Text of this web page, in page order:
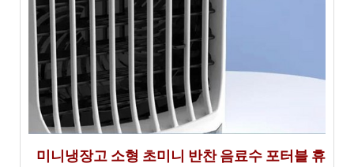
미니냉장고 소형 초미니 반찬 음료수 포터블 휴